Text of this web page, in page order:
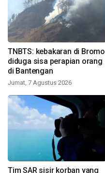
TNBTS: kebakaran di Bromo
diduga sisa perapian orang
di Bantengan
Jumat, 7 Agustus 2026
Tim SAR sisir korban yang